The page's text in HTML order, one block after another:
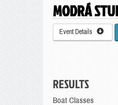
MODRÁ
Event Details
RESULTS
Boat Classes